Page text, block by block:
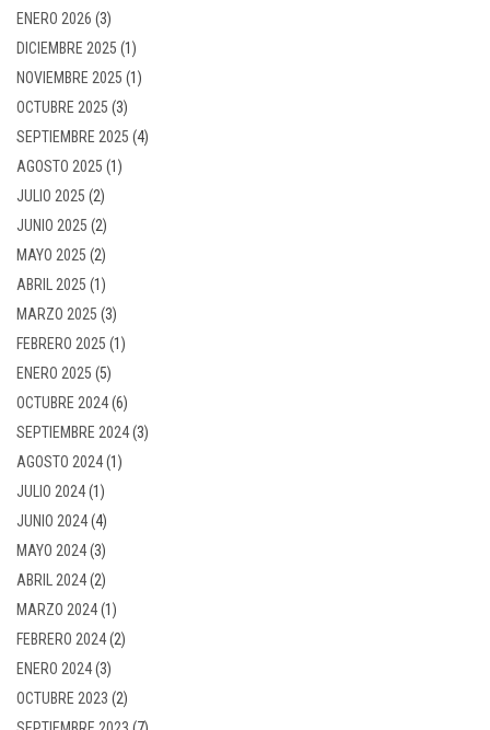
ENERO 2026 (3)
DICIEMBRE 2025 (1)
NOVIEMBRE 2025 (1)
OCTUBRE 2025 (3)
SEPTIEMBRE 2025 (4)
AGOSTO 2025 (1)
JULIO 2025 (2)
JUNIO 2025 (2)
MAYO 2025 (2)
ABRIL 2025 (1)
MARZO 2025 (3)
FEBRERO 2025 (1)
ENERO 2025 (5)
OCTUBRE 2024(6)
SEPTIEMBRE 2024(3)
AGOSTO 2024(1)
JULIO 2024(1)
JUNIO 2024(4)
MAYO 2024(3)
ABRIL 2024(2)
MARZO 2024(1)
FEBRERO 2024(2)
ENERO 2024(3)
OCTUBRE 2023 (2)